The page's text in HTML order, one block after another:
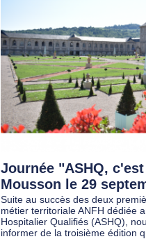
Journée "ASHQ,
Mousson le 29
Suite au succès des deux
métier territoriale ANFH dédiée
Hospitalier Qualifiés (ASHQ),
informer de la troisième édition